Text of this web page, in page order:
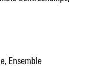
Ensemble